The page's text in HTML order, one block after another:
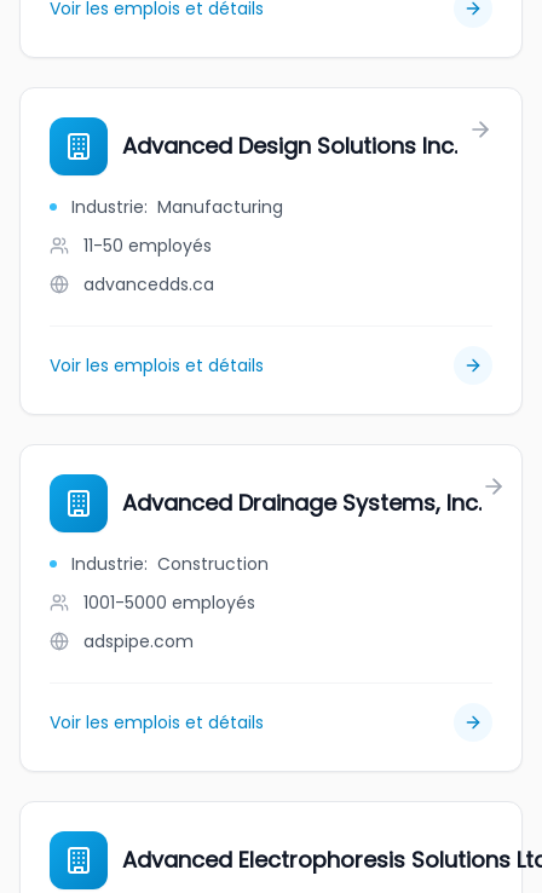
Voir les emplois et détails
Advanced Design Solutions Inc.
Industrie: Manufacturing
11-50 employés
advancedds.ca
Voir les emplois et détails
Advanced Drainage Systems, Inc.
Industrie: Construction
1001-5000 employés
adspipe.com
Voir les emplois et détails
Advanced Electrophoresis Solutions